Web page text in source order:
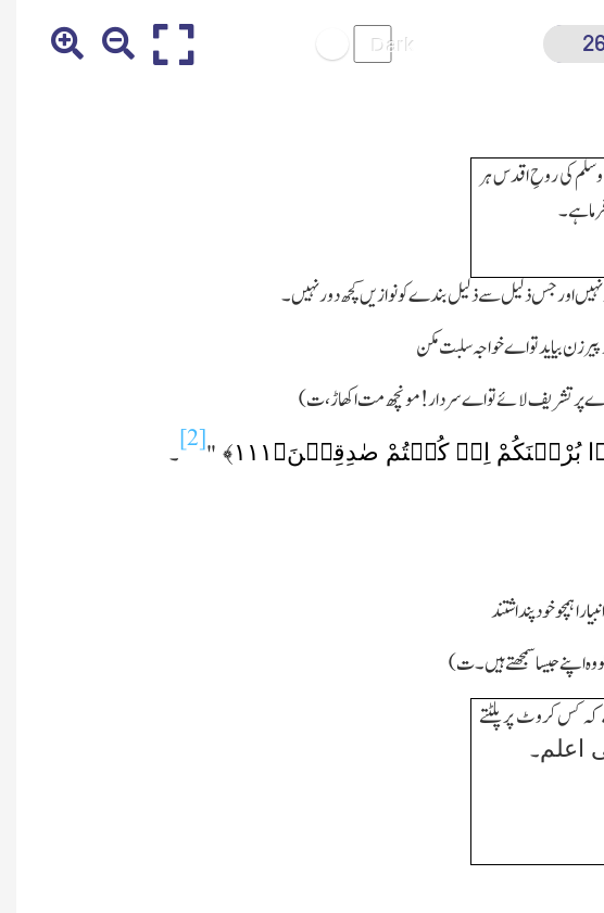
کی روحِ اقدس ہر
ہے۔
نہیں اورجس ذلیل سے ذلیل بندے کو نوازیں کچھ دور نہیں۔
زن بیاید تو اے خواجہ سلبت مکن
پر تشریف لائے تو اے سردار ! مونچھ مت اکھاڑ،ت)
بُرْہٰنَکُمْ اِنۡ کُنۡتُمْ صٰدِقِیۡنَ﴿ ۱۱۱﴾ "
[2]۔
انبیارا ہمچوخود پنداشتند
وہ اپنے جیسا سمجھتے ہیں۔ت)
کس کروٹ پر پلٹتے
اعلم۔